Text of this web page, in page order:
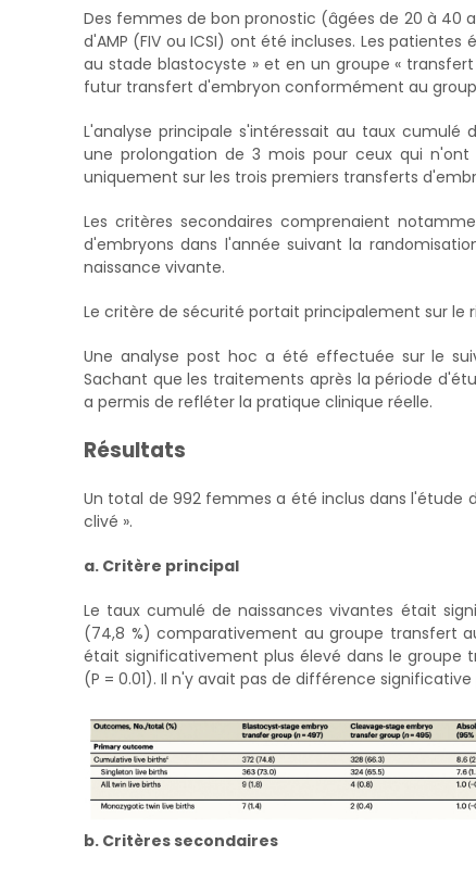
Des femmes de bon pronostic (âgées de 20 à 40
d'AMP (FIV ou ICSI) ont été incluses. Les
au stade blastocyste » et en un groupe «
futur transfert d'embryon conformément au
L'analyse principale s'intéressait au taux
une prolongation de 3 mois pour ceux qui
uniquement sur les trois premiers transferts
Les critères secondaires comprenaient
d'embryons dans l'année suivant la
naissance vivante.
Le critère de sécurité portait principalement sur
Une analyse post hoc a été effectuée sur le
Sachant que les traitements après la période
a permis de refléter la pratique clinique réelle.
Résultats
Un total de 992 femmes a été inclus dans l'étude
clivé ».
a. Critère principal
Le taux cumulé de naissances vivantes était
(74,8 %) comparativement au groupe transfert
était significativement plus élevé dans le groupe
(P = 0.01). Il n'y avait pas de différence
b. Critères secondaires